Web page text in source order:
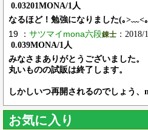
0.03201MONA/1人
なるほど！勉強になりました(｡>﹏<
19 ： サツマイmona六段錬士 ：
0.039MONA/1人
みなさまありがとうございました。
丸いものの試販は終了します。
しかしいつ再開されるのでしょう、
お気に入り